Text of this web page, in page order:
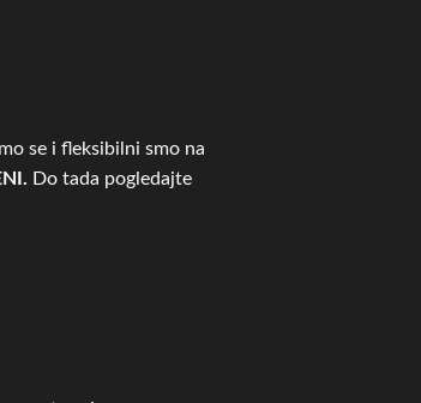
se i fleksibilni smo na
Do tada pogledajte